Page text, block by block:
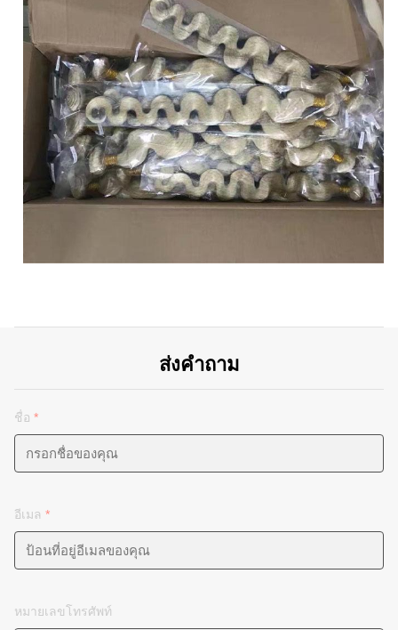
ส่งคำถาม
ชื่อ *
อีเมล *
หมายเลขโทรศัพท์